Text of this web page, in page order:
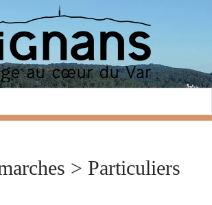
> Particuliers